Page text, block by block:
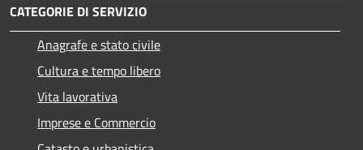
CATEGORIE DI SERVIZIO
Anagrafe e stato civile
Cultura e tempo libero
Vita lavorativa
Imprese e Commercio